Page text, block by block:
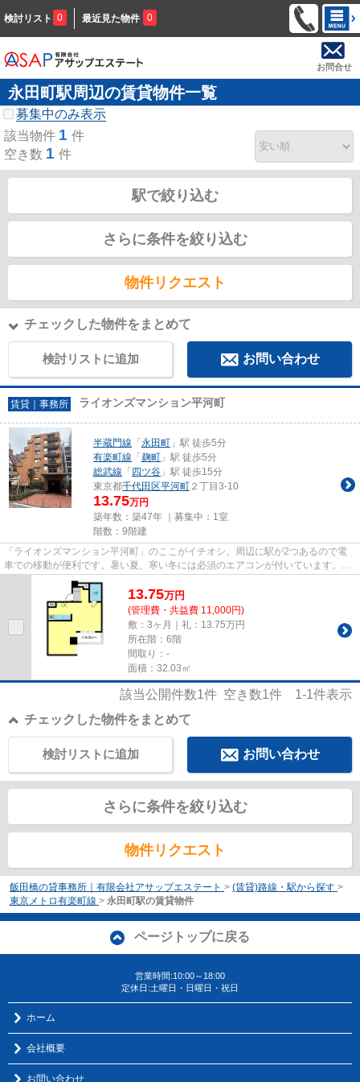
検討リスト 0 最近見た物件 0
お問合せ
永田町駅周辺の賃貸物件一覧
募集中のみ表示
該当物件 1 件
空き数 1 件
駅で絞り込む
さらに条件を絞り込む
物件リクエスト
チェックした物件をまとめて
検討リストに追加 お問い合わせ
賃貸｜事務所 ライオンズマンション平河町
半蔵門線 「 永田町 」駅 徒歩5分
有楽町線 「 麹町 」駅 徒歩5分
総武線 「 四ツ谷 」駅 徒歩15分
東京都千代田区平河町 ２丁目3-10
13.75万円
築年数：築47年 ｜募集中： 1室
階数：9階建
「ライオンズマンション平河町」のここがイチオシ。周辺に駅が2つあるので電
車での移動が便利です。暑い夏、寒い冬には必須のエアコンが付いています。賃
料は14.85万円です。周辺には...
13.75万円
(管理費・共益費 11,000円)
敷：3ヶ月｜礼：13.75万円
所在階：6階
間取り：-
面積：32.03㎡
該当公開件数1件 空き数1件 1-1件表示
チェックした物件をまとめて
お問い合わせ
検討リストに追加
さらに条件を絞り込む
物件リクエスト
飯田橋の貸事務所｜有限会社アサップエステート > (賃貸)路線・駅から探す >
東京メトロ有楽町線 > 永田町駅の賃貸物件
ページトップに戻る
営業時間:10:00～18:00
定休日:土曜日・日曜日・祝日
ホーム
会社概要
お問い合わせ